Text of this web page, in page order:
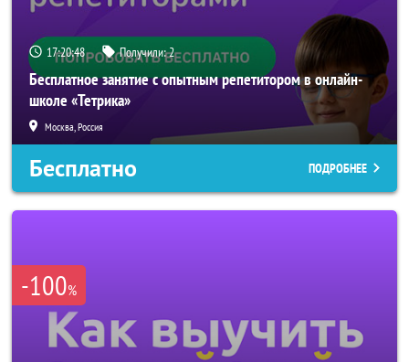
17:20:46 Получили:2
Бесплатное занятие с опытным репетитором в онлайн-
школе «Тетрика»
Москва, Россия
Бесплатно ПОДРОБНЕЕ
-100%